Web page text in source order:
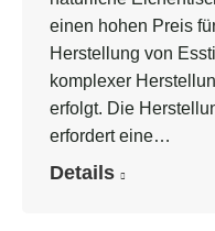
einen hohen Preis
Herstellung von
komplexer
erfolgt. Die
erfordert eine…
Details